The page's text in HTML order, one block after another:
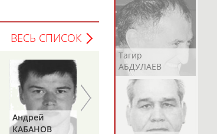
АБДУЛАЕВ
Тагир
АБДУЛАЕВ
ВЕСЬ СПИСОК
Юрий
ПАТРИКЕЕВ
Евгения
ЛАМОНОВА